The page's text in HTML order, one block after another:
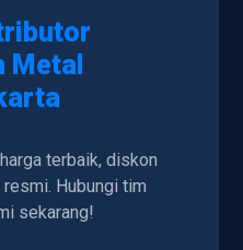
Metal
terbaik, diskon
Hubungi tim
sekarang!